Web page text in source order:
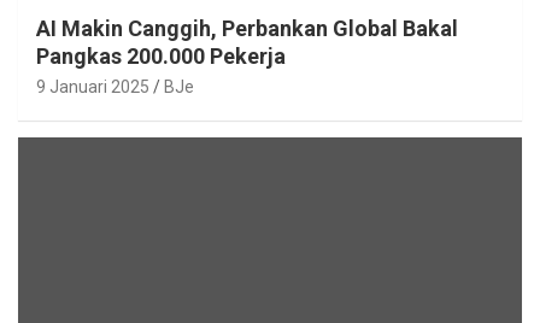
AI Makin Canggih, Perbankan Global Bakal
Pangkas 200.000 Pekerja
9 Januari 2025 BJe